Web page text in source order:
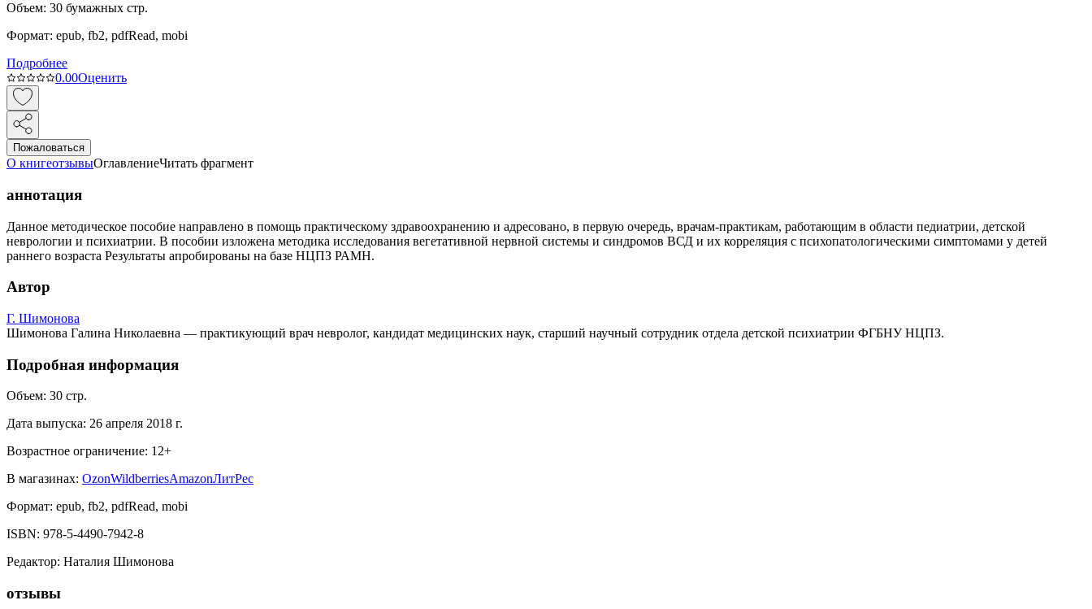
Объем: 30 бумажных стр.
Формат: epub, fb2, pdfRead, mobi
Подробнее
0.00Оценить
Пожаловаться
О книгеотзывыОглавлениеЧитать фрагмент
аннотация
Данное методическое пособие направлено в помощь практическому здравоохранению и адресовано, в первую очередь, врачам-практикам, работающим в области педиатрии, детской
неврологии и психиатрии. В пособии изложена методика исследования вегетативной нервной системы и синдромов ВСД и их корреляция с психопатологическими симптомами у детей
раннего возраста Результаты апробированы на базе НЦПЗ РАМН.
Автор
Г. Шимонова
Шимонова Галина Николаевна — практикующий врач невролог, кандидат медицинских наук, старший научный сотрудник отдела детской психиатрии ФГБНУ НЦПЗ.
Подробная информация
Объем: 30 стр.
Дата выпуска: 26 апреля 2018 г.
Возрастное ограничение: 12+
В магазинах: OzonWildberriesAmazonЛитРес
Формат: epub, fb2, pdfRead, mobi
ISBN: 978-5-4490-7942-8
Редактор: Наталия Шимонова
отзывы